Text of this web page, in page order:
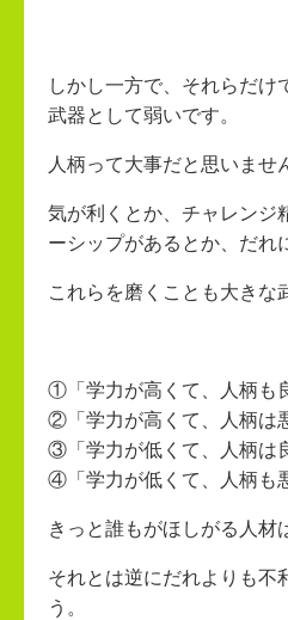
しかし一方で、それらだけ
武器として弱いです。
人柄って大事だと思いませ
気が利くとか、チャレンジ
ーシップがあるとか、だれ
これらを磨くことも大きな
①「学力が高くて、人柄も
②「学力が高くて、人柄は
③「学力が低くて、人柄は
④「学力が低くて、人柄も
きっと誰もがほしがる人材
それとは逆にだれよりも不
う。